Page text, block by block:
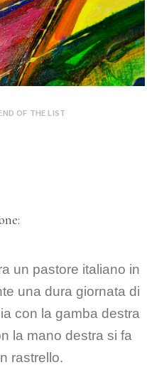
OF THE LIST
un pastore italiano in
una dura giornata di
con la gamba destra
la mano destra si fa
rastrello.